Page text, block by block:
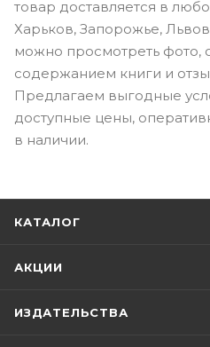
товар доставляется в
Харьков, Запорожье,
можно просмотреть фото,
содержанием книги и
Предлагаем выгодные
доступные цены,
в наличии.
КАТАЛОГ
АКЦИИ
ИЗДАТЕЛЬСТВА